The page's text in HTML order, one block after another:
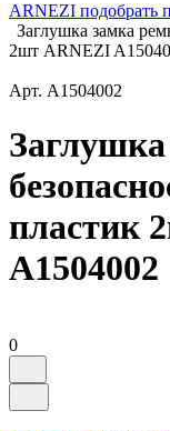
ARNEZI подобрать
Заглушка замка
2шт ARNEZI
Арт. A1504002
пластик
A1504002
0